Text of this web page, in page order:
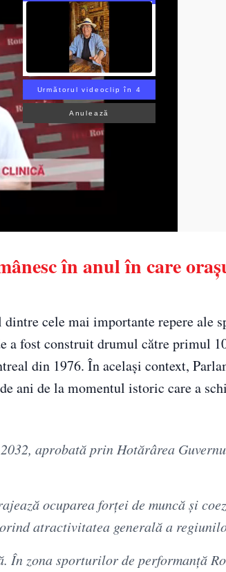
Următorul videoclip în 3
Anulează
în anul în care
cele mai importante repere ale
a fost construit drumul către primul
din 1976. În același context,
ani de la momentul istoric care a
aprobată prin Hotărârea
ocuparea forței de muncă și
atractivitatea generală a
În zona sporturilor de performanță